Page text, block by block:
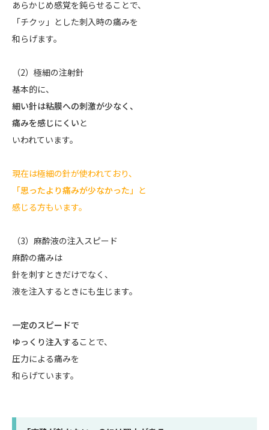
あらかじめ感覚を鈍らせることで、
「チクッ」とした刺入時の痛みを
和らげます。
（2）極細の注射針
基本的に、
細い針は粘膜への刺激が少なく、
痛みを感じにくいと
いわれています。
現在は極細の針が使われており、
「思ったより痛みが少なかった」 と
感じる方もいます。
（3）麻酔液の注入スピード
麻酔の痛みは
針を刺すときだけでなく、
液を注入するときにも生じます。
一定のスピードで
ゆっくり注入する ことで、
圧力による痛みを
和らげています。